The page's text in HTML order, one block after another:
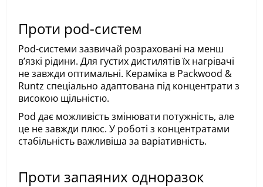
Проти pod-систем
Pod-системи зазвичай розраховані на менш
вʼязкі рідини. Для густих дистилятів їх нагрівачі
не завжди оптимальні. Кераміка в Packwood &
Runtz спеціально адаптована під концентрати з
високою щільністю.
Pod дає можливість змінювати потужність, але
це не завжди плюс. У роботі з концентратами
стабільність важливіша за варіативність.
Проти запаяних одноразок